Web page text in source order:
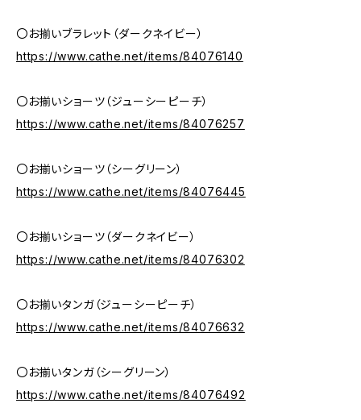
〇お揃いブラレット（ダークネイビー）
https://www.cathe.net/items/84076140
〇お揃いショーツ（ジューシーピーチ）
https://www.cathe.net/items/84076257
〇お揃いショーツ（シーグリーン）
https://www.cathe.net/items/84076445
〇お揃いショーツ（ダークネイビー）
https://www.cathe.net/items/84076302
〇お揃いタンガ（ジューシーピーチ）
https://www.cathe.net/items/84076632
〇お揃いタンガ（シーグリーン）
https://www.cathe.net/items/84076492